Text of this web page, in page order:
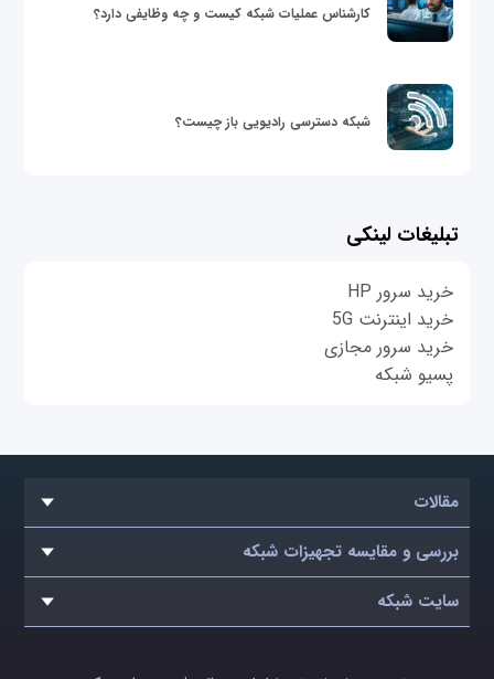
کارشناس عملیات شبکه کیست و چه وظایفی دارد؟
شبکه دسترسی رادیویی باز چیست؟
تبلیغات لینکی
خرید سرور HP
خرید اینترنت 5G
خرید سرور مجازی
پسیو شبکه
مقالات
بررسی و مقایسه تجهیزات شبکه
سایت شبکه